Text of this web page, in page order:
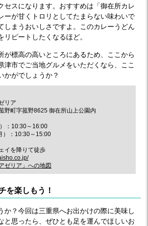
セスになります。おすすめは「御在所カレ
ーが甘くトロリとしてたまらない味わいで
しまうおいしさですよ。このカレーうどん
ピートしたくなるほど。
が標高の高いところにあるため、ここから
津市でご当地グルメをいただくなら、ここ
かがでしょうか？
リア
野町字菰野8625 御在所山上公園内
：10:30～16:00
）：10:30～15:00
イを降りて徒歩
ゼリア」への地図
を楽しもう！
か？今回は三重県へお出かけの際に美味し
と思ったら、ぜひとも足を運んでほしいお